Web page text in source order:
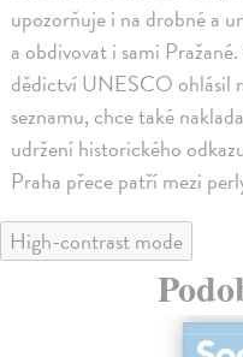
upozorňuje i na drobné a
a obdivovat i sami
dědictví UNESCO ohlásil
seznamu, chce také
udržení historického
Praha přece patří mezi
High-contrast mode